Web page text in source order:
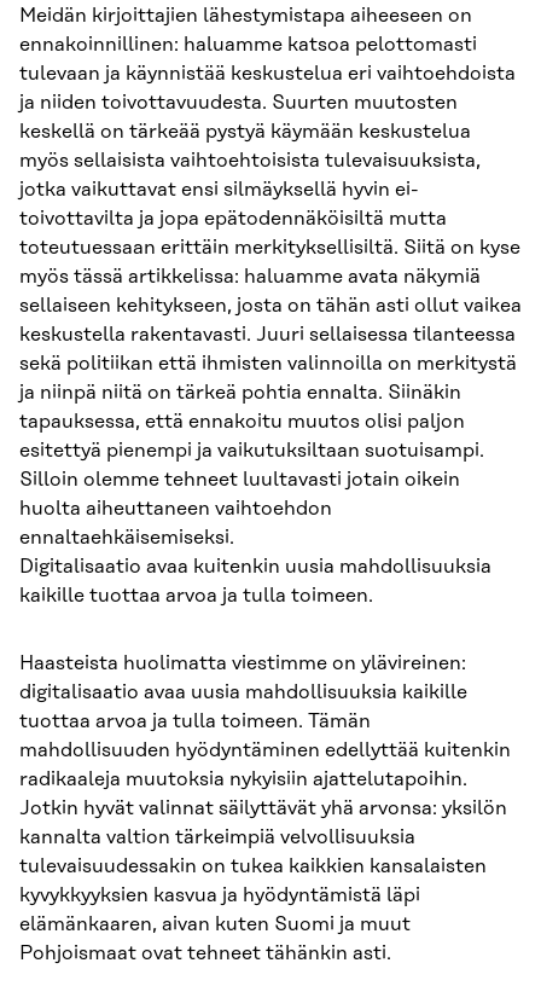
Meidän kirjoittajien lähestymistapa aiheeseen on
ennakoinnillinen: haluamme katsoa pelottomasti
tulevaan ja käynnistää keskustelua eri vaihtoehdoista
ja niiden toivottavuudesta. Suurten muutosten
keskellä on tärkeää pystyä käymään keskustelua
myös sellaisista vaihtoehtoisista tulevaisuuksista,
jotka vaikuttavat ensi silmäyksellä hyvin ei-
toivottavilta ja jopa epätodennäköisiltä mutta
toteutuessaan erittäin merkityksellisiltä. Siitä on kyse
myös tässä artikkelissa: haluamme avata näkymiä
sellaiseen kehitykseen, josta on tähän asti ollut vaikea
keskustella rakentavasti. Juuri sellaisessa tilanteessa
sekä politiikan että ihmisten valinnoilla on merkitystä
ja niinpä niitä on tärkeä pohtia ennalta. Siinäkin
tapauksessa, että ennakoitu muutos olisi paljon
esitettyä pienempi ja vaikutuksiltaan suotuisampi.
Silloin olemme tehneet luultavasti jotain oikein
huolta aiheuttaneen vaihtoehdon
ennaltaehkäisemiseksi.
Digitalisaatio avaa kuitenkin uusia mahdollisuuksia
kaikille tuottaa arvoa ja tulla toimeen.
Haasteista huolimatta viestimme on ylävireinen:
digitalisaatio avaa uusia mahdollisuuksia kaikille
tuottaa arvoa ja tulla toimeen. Tämän
mahdollisuuden hyödyntäminen edellyttää kuitenkin
radikaaleja muutoksia nykyisiin ajattelutapoihin.
Jotkin hyvät valinnat säilyttävät yhä arvonsa: yksilön
kannalta valtion tärkeimpiä velvollisuuksia
tulevaisuudessakin on tukea kaikkien kansalaisten
kyvykkyyksien kasvua ja hyödyntämistä läpi
elämänkaaren, aivan kuten Suomi ja muut
Pohjoismaat ovat tehneet tähänkin asti.